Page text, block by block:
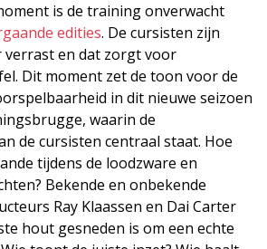
is de training onverwacht
edities. De cursisten zijn
en dat zorgt voor
Dit moment zet de toon voor de
in dit nieuwe seizoen
waarin de
de cursisten centraal staat. Hoe
tijdens de loodzware en
Bekende en onbekende
Ray Klaassen en Dai Carter
hout gesneden is om een echte